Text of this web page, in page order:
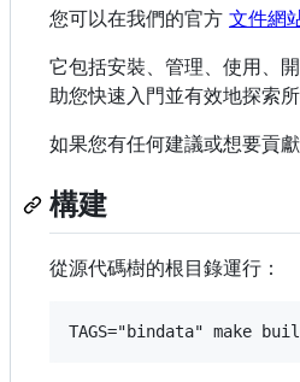
您可以在我們的官方 文件網
它包括安裝、管理、使用、
助您快速入門並有效地探索所
如果您有任何建議或想要貢
構建
從源代碼樹的根目錄運行：